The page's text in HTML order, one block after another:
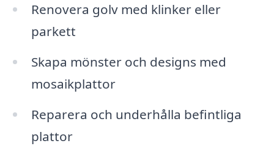
Renovera golv med klinker eller
parkett
Skapa mönster och designs med
mosaikplattor
Reparera och underhålla befintliga
plattor